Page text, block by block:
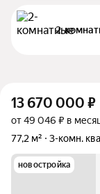
2-
13 670 000 ₽
от 49 046 ₽ в
77,2 м²
3-комн.
новостройка